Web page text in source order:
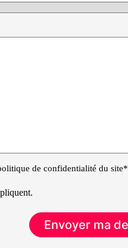
de confidentialité du site*